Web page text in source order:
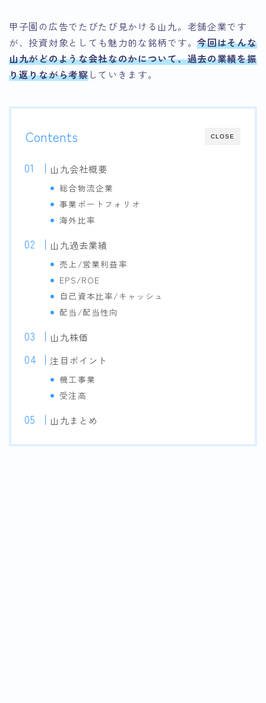
甲子園の広告でたびたび見かける山九。老舗企業です
が、投資対象としても魅力的な銘柄です。今回はそんな
山九がどのような会社なのかについて、過去の業績を振
り返りながら考察していきます。
CLOSE
Contents
山九会社概要
総合物流企業
事業ポートフォリオ
海外比率
山九過去業績
売上/営業利益率
EPS/ROE
自己資本比率/キャッシュ
配当/配当性向
山九株価
注目ポイント
機工事業
受注高
山九まとめ